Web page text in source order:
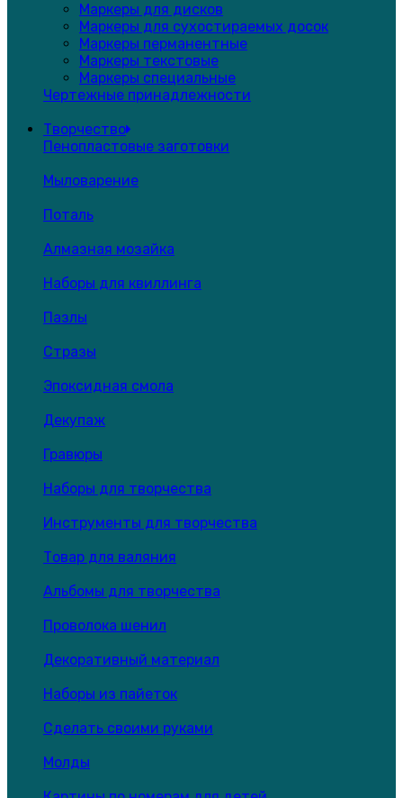
Маркеры для дисков
Маркеры для сухостираемых досок
Маркеры перманентные
Маркеры текстовые
Маркеры специальные
Чертежные принадлежности
Творчество
Пенопластовые заготовки
Мыловарение
Поталь
Алмазная мозайка
Наборы для квиллинга
Пазлы
Стразы
Эпоксидная смола
Декупаж
Гравюры
Наборы для творчества
Инструменты для творчества
Товар для валяния
Альбомы для творчества
Проволока шенил
Декоративный материал
Наборы из пайеток
Сделать своими руками
Молды